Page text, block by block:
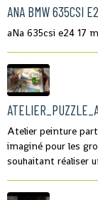
ANA BMW 635CSI
aNa 635csi e24 17
Atelier peinture
imaginé pour les
souhaitant réaliser